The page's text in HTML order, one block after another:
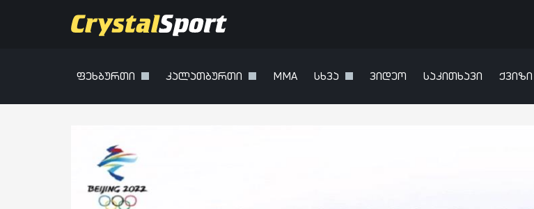
ფეხბურთი კალათბურთი MMA სხვა ვიდეო საკითხავი ქვიზი